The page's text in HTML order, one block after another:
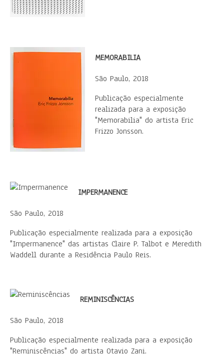
MEMORABILIA
São Paulo, 2018
Publicação especialmente
realizada para a exposição
"Memorabilia" do artista Eric
Frizzo Jonsson.
IMPERMANENCE
São Paulo, 2018
Publicação especialmente realizada para a exposição
"Impermanence" das artistas Claire P. Talbot e Meredith
Waddell durante a Residência Paulo Reis.
REMINISCÊNCIAS
São Paulo, 2018
Publicação especialmente realizada para a exposição
"Reminiscências" do artista Otavio Zani.